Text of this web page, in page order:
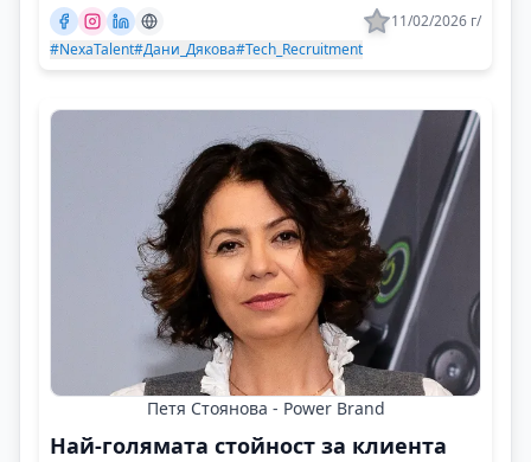
11/02/2026 г/
#NexaTalent#Дани_Дякова#Tech_Recruitment
Петя Стоянова - Power Brand
Най-голямата стойност за клиента